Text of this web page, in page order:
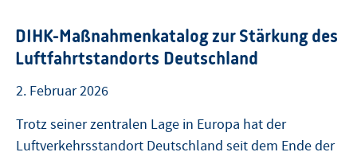
DIHK-Maßnahmenkatalog zur Stärkung des
Luftfahrtstandorts Deutschland
2. Februar 2026
Trotz seiner zentralen Lage in Europa hat der
Luftverkehrsstandort Deutschland seit dem Ende der